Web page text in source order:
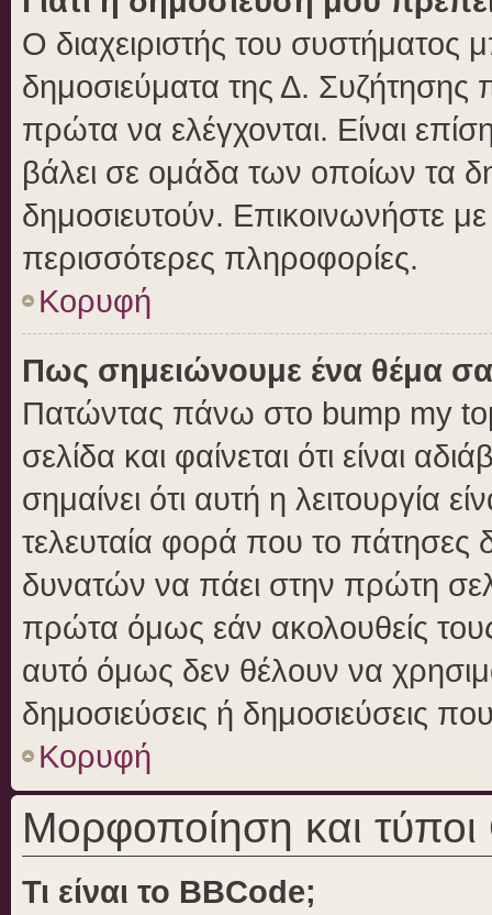
Ο διαχειριστής του συστήματος
δημοσιεύματα της Δ. Συζήτησης
πρώτα να ελέγχονται. Είναι
βάλει σε ομάδα των οποίων τα
δημοσιευτούν. Επικοινωνήστε
περισσότερες πληροφορίες.
Κορυφή
Πως σημειώνουμε ένα θέμα
Πατώντας πάνω στο bump my
σελίδα και φαίνεται ότι είναι
σημαίνει ότι αυτή η λειτουργία
τελευταία φορά που το πάτησες
δυνατών να πάει στην πρώτη
πρώτα όμως εάν ακολουθείς
αυτό όμως δεν θέλουν να
δημοσιεύσεις ή δημοσιεύσεις
Κορυφή
Μορφοποίηση και
Τι είναι το BBCode;